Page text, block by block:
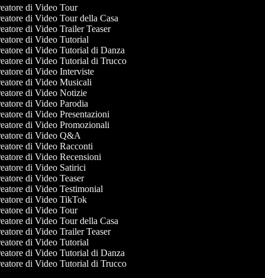
di Video Tour
di Video Tour della Casa
di Video Trailer Teaser
di Video Tutorial
di Video Tutorial di Danza
di Video Tutorial di Trucco
di Video Interviste
di Video Musicali
di Video Notizie
di Video Parodia
di Video Presentazioni
di Video Promozionali
di Video Q&A
di Video Racconti
di Video Recensioni
di Video Satirici
di Video Teaser
di Video Testimonial
di Video TikTok
di Video Tour
di Video Tour della Casa
di Video Trailer Teaser
di Video Tutorial
di Video Tutorial di Danza
di Video Tutorial di Trucco